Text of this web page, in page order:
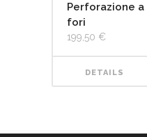
Perforazione a
fori
199,50 €
DETAILS